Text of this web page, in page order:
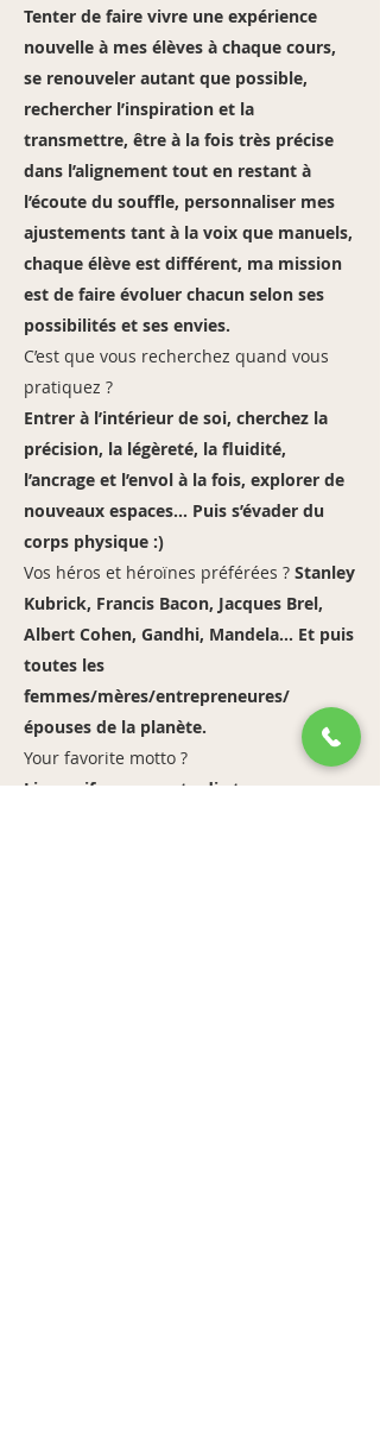
Tenter de faire vivre une expérience
nouvelle à mes élèves à chaque cours,
se renouveler autant que possible,
rechercher l’inspiration et la
transmettre, être à la fois très précise
dans l’alignement tout en restant à
l’écoute du souffle, personnaliser mes
ajustements tant à la voix que manuels,
chaque élève est différent, ma mission
est de faire évoluer chacun selon ses
possibilités et ses envies.
C’est que vous recherchez quand vous
pratiquez ?
Entrer à l’intérieur de soi, cherchez la
précision, la légèreté, la fluidité,
l’ancrage et l’envol à la fois, explorer de
nouveaux espaces… Puis s’évader du
corps physique :)
Vos héros et héroïnes préférées ? Stanley
Kubrick, Francis Bacon, Jacques Brel,
Albert Cohen, Gandhi, Mandela... Et puis
toutes les
femmes/mères/entrepreneures/
épouses de la planète.
Your favorite motto ?
Live as if you were to die tomorrow,